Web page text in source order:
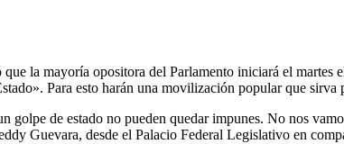
la mayoría opositora del Parlamento iniciará el
Para esto harán una movilización popular que
golpe de estado no pueden quedar impunes. No nos
Guevara, desde el Palacio Federal Legislativo en